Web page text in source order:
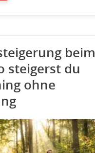
beim
steigerst du
ohne